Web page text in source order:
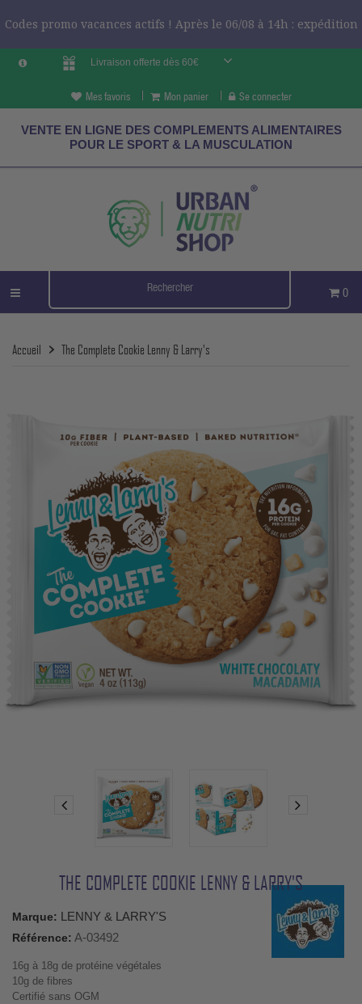
Codes promo vacances actifs ! Après le 06/08 à 14h : expédition
Livraison offerte dès 60€
Mes favoris Mon panier Se connecter
VENTE EN LIGNE DES COMPLEMENTS ALIMENTAIRES
POUR LE SPORT & LA MUSCULATION
0
Accueil The Complete Cookie Lenny & Larry's
THE COMPLETE COOKIE LENNY & LARRY'S
Marque: LENNY & LARRY'S
Référence: A-03492
16g à 18g de protéine végétales
10g de fibres
Certifié sans OGM